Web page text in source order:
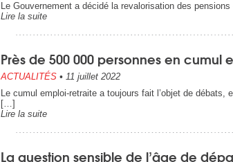
Le Gouvernement a décidé la revalorisation des
Lire la suite
Près de 500 000 personnes en cumul
ACTUALITÉS • 11 juillet 2022
Le cumul emploi-retraite a toujours fait l’objet de
[…]
Lire la suite
La question sensible de l’âge de